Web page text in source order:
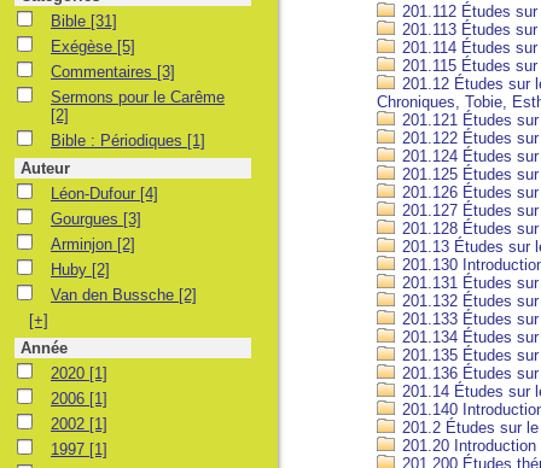
201.112 Études sur
201.113 Études
201.114 Études
201.115 Études
201.12 Études sur
Chroniques, Tobie,
201.121 Études
201.122 Études
201.124 Études
201.125 Études
201.126 Études
201.127 Études
201.128 Études
201.13 Études sur
201.130
201.131 Études
201.132 Études
201.133 Études
201.134 Études
201.135 Études
201.136 Études
201.14 Études sur
201.140
201.2 Études sur
201.20
201.200 Études
Bible Bible [31]
ExégèseExégèse [5]
Commentaires
Commentaires [3]
Sermons pour le Carême
Sermons pour le Carême
[2]
Bible : Périodiques
Bible : Périodiques [1]
Auteur
Léon-Dufour
Léon-Dufour [4]
GourguesGourgues [3]
ArminjonArminjon [2]
HubyHuby [2]
Van den Bussche
Van den Bussche [2]
[+]
Année
2020 2020 [1]
2006 2006 [1]
2002 2002 [1]
1997 1997 [1]